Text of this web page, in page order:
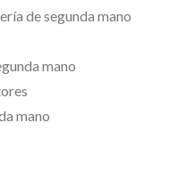
de segunda mano
mano
mano